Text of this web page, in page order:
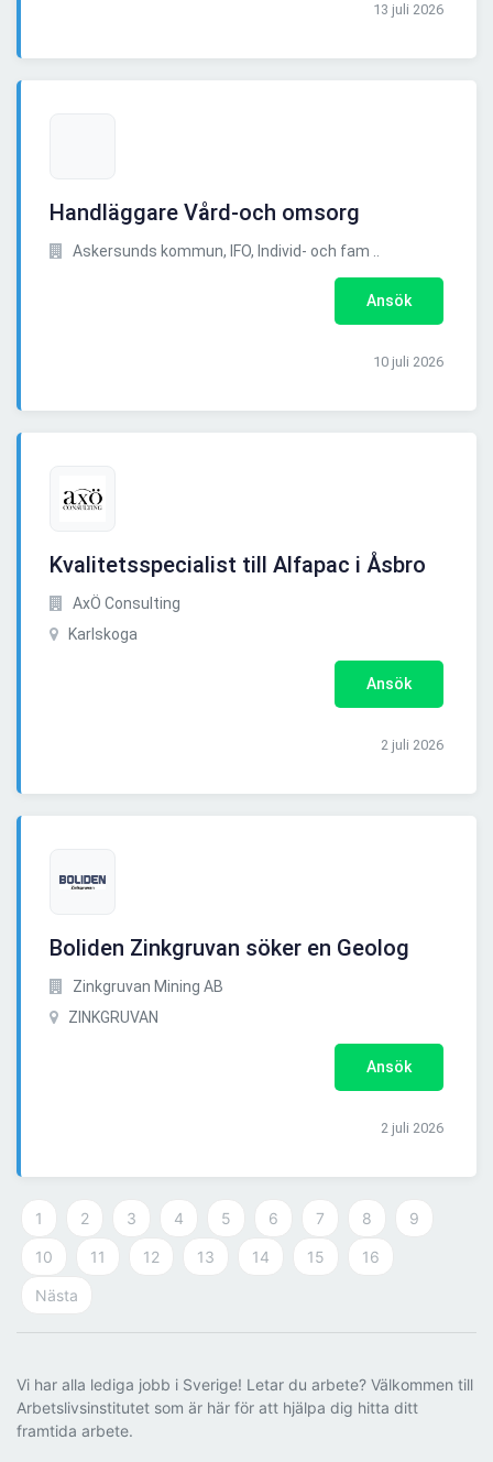
13 juli 2026
Handläggare Vård-och omsorg
Askersunds kommun, IFO, Individ- och fam ..
Ansök
10 juli 2026
Kvalitetsspecialist till Alfapac i Åsbro
AxÖ Consulting
Karlskoga
Ansök
2 juli 2026
Boliden Zinkgruvan söker en Geolog
Zinkgruvan Mining AB
ZINKGRUVAN
Ansök
2 juli 2026
1 2 3 4 5 6 7 8 9
10 11 12 13 14 15 16
Nästa
Vi har alla lediga jobb i Sverige! Letar du arbete? Välkommen till
Arbetslivsinstitutet som är här för att hjälpa dig hitta ditt
framtida arbete.